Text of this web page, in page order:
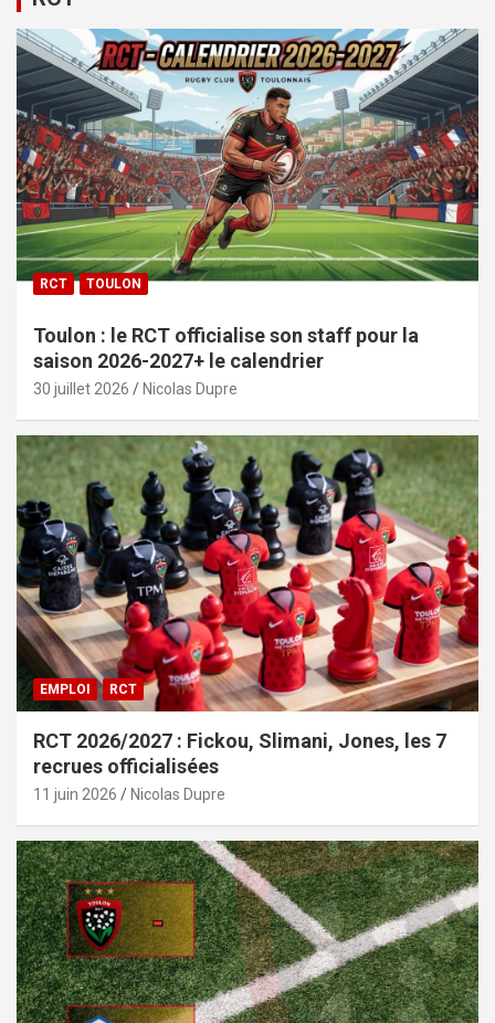
RCT TOULON
Toulon : le RCT officialise son staff pour la
saison 2026-2027+ le calendrier
30 juillet 2026 Nicolas Dupre
EMPLOI RCT
RCT 2026/2027 : Fickou, Slimani, Jones, les 7
recrues officialisées
11 juin 2026 Nicolas Dupre